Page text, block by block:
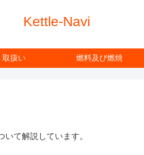
Kettle-Navi
取扱い 燃料及び燃焼
て解説しています。